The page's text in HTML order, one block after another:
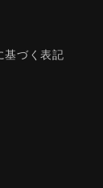
基づく表記